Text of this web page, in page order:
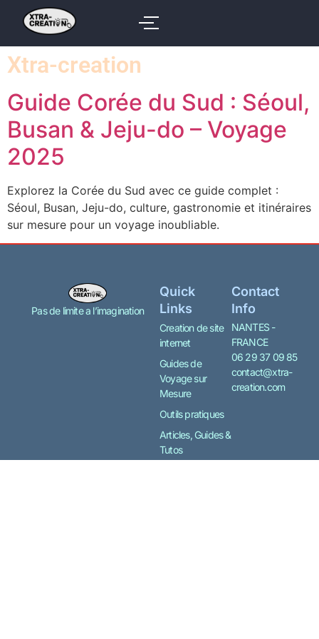
Xtra-creation
Guide Corée du Sud : Séoul,
Busan & Jeju-do – Voyage
2025
Explorez la Corée du Sud avec ce guide complet :
Séoul, Busan, Jeju-do, culture, gastronomie et itinéraires
sur mesure pour un voyage inoubliable.
Pas de limite a l’imagination
Quick
Links
Creation de site
internet
Guides de
Voyage sur
Mesure
Outils pratiques
Articles, Guides &
Tutos
Contact
Info
NANTES -
FRANCE
06 29 37 09 85
contact@xtra-
creation.com